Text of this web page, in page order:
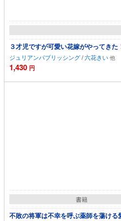
３才児ですが可愛い花嫁がやってき
ジュリアンパブリッシング/六花きい
1,430 円
書籍
不敗の将軍は不幸を呼ぶ薬師を蕩ける